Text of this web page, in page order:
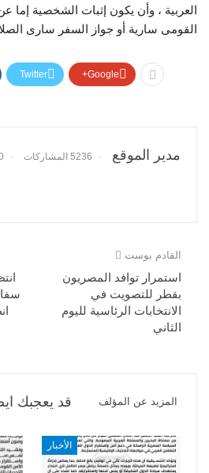
العربية ، وأن يكون إثبات الشخصية إما
القومى سارية أو جواز السفر سارى
Twitter Google+
مدير الموقع 5236 المشاركات 0
القادم بوست
استمرار توافد المصريون
بقطر للتصويت في
الانتخابات الرئاسية لليوم
الثاني
قد يعجبك المزيد عن المؤلف
الأخبار